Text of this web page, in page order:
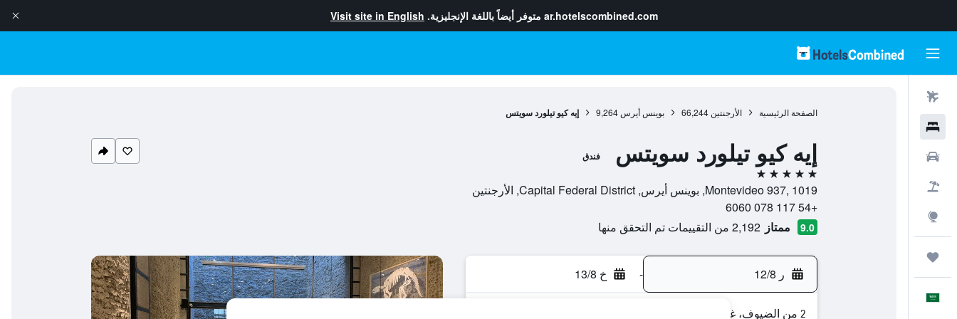
ar.hotelscombined.com متوفر أيضاً باللغة الإنجليزية. Visit site in English
الصفحة الرئيسية الأرجنتين 66,244 بوينس أيرس 9,264 إيه كيو تيلورد سويتس
إيه كيو تيلورد سويتس فندق
5 نجوم
Montevideo 937, 1019, بوينس أيرس, Capital Federal District, الأرجنتين
+54 117 078 6060
9.0 ممتاز 2,192 من التقييمات تم التحقق منها
ر 12/8 - خ 13/8
2 من الضيوف، غرفة واحدة